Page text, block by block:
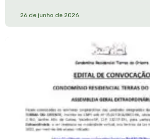
26 de junho de 2026